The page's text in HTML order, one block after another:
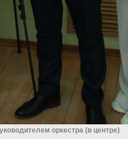
оркестра (в центре)